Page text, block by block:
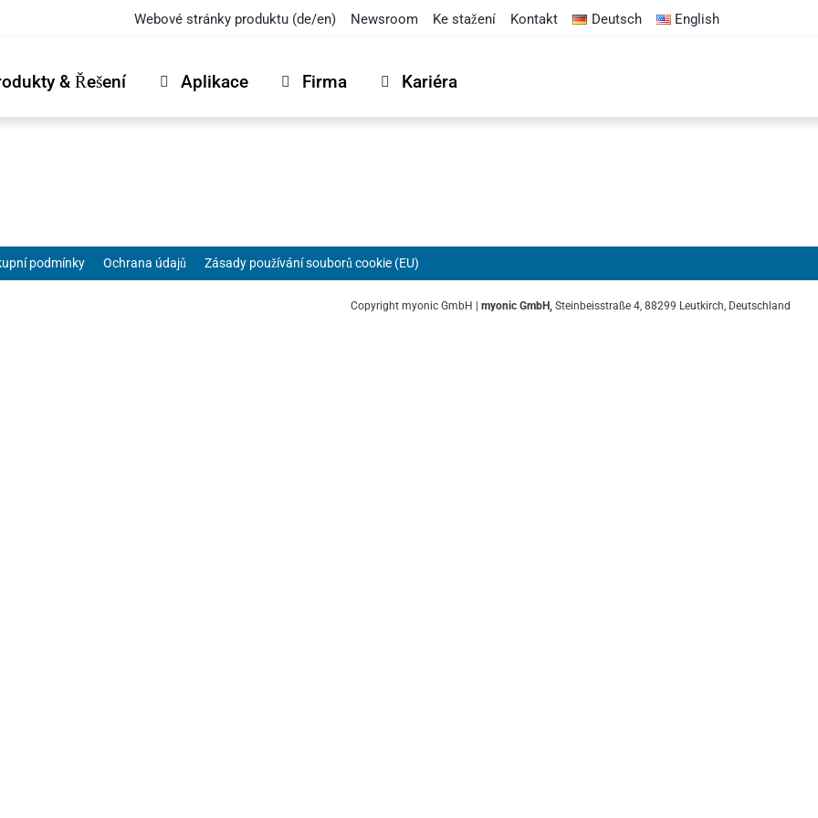
Webové stránky produktu (de/en) Newsroom Ke stažení Kontakt Deutsch English
& Řešení Aplikace Firma Kariéra
podmínky Ochrana údajů Zásady používání souborů cookie (EU)
Copyright myonic GmbH |myonic GmbH,Steinbeisstraße 4, 88299 Leutkirch, Deutschland